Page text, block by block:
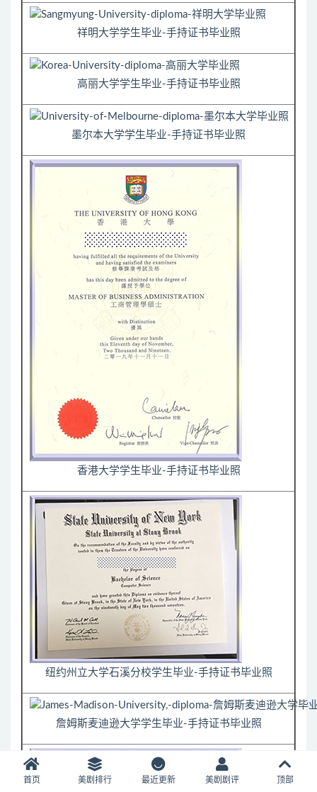
祥明大学学生毕业-手持证书毕业照
高丽大学学生毕业-手持证书毕业照
墨尔本大学学生毕业-手持证书毕业照
香港大学学生毕业-手持证书毕业照
纽约州立大学石溪分校学生毕业-手持证书毕业照
詹姆斯麦迪逊大学学生毕业-手持证书毕业照
首页 美剧排行 最近更新 美剧剧评 顶部